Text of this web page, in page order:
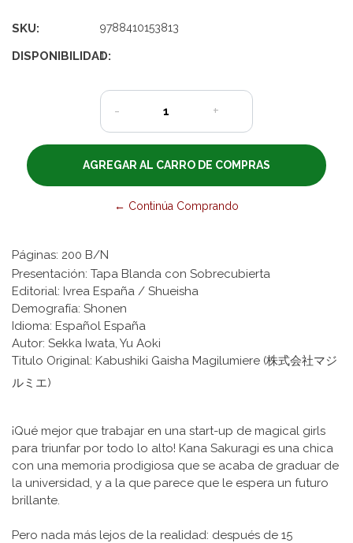
SKU: 9788410153813
DISPONIBILIDAD:
1
- +
← Continúa Comprando
Páginas: 200 B/N
Presentación: Tapa Blanda con Sobrecubierta
Editorial: Ivrea España / Shueisha
Demografía: Shonen
Idioma: Español España
Autor: Sekka Iwata, Yu Aoki
Titulo Original: Kabushiki Gaisha Magilumiere (株式会社マジ
ルミエ)
¡Qué mejor que trabajar en una start-up de magical girls
para triunfar por todo lo alto! Kana Sakuragi es una chica
con una memoria prodigiosa que se acaba de graduar de
la universidad, y a la que parece que le espera un futuro
brillante.
Pero nada más lejos de la realidad: después de 15